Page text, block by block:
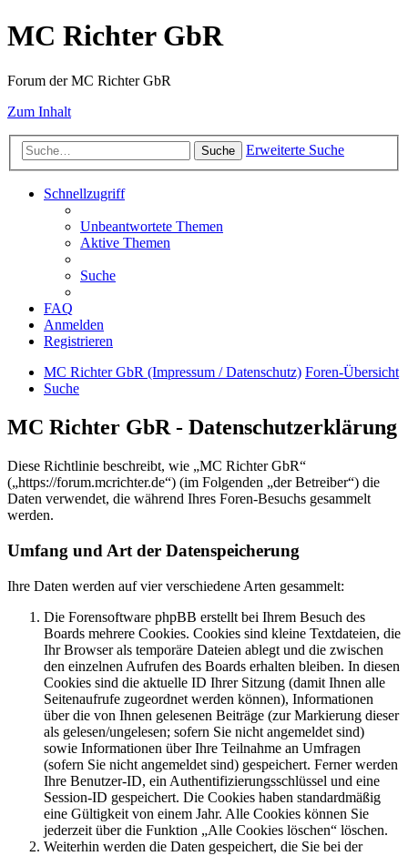
MC Richter GbR
Forum der MC Richter GbR
Zum Inhalt
Suche Erweiterte Suche
Schnellzugriff
Unbeantwortete Themen
Aktive Themen
Suche
FAQ
Anmelden
Registrieren
MC Richter GbR (Impressum / Datenschutz) Foren-Übersicht
Suche
MC Richter GbR - Datenschutzerklärung
Diese Richtlinie beschreibt, wie „MC Richter GbR“
(„https://forum.mcrichter.de“) (im Folgenden „der Betreiber“) die
Daten verwendet, die während Ihres Foren-Besuchs gesammelt
werden.
Umfang und Art der Datenspeicherung
Ihre Daten werden auf vier verschiedene Arten gesammelt:
Die Forensoftware phpBB erstellt bei Ihrem Besuch des
Boards mehrere Cookies. Cookies sind kleine Textdateien, die
Ihr Browser als temporäre Dateien ablegt und die zwischen
den einzelnen Aufrufen des Boards erhalten bleiben. In diesen
Cookies sind die aktuelle ID Ihrer Sitzung (damit Ihnen alle
Seitenaufrufe zugeordnet werden können), Informationen
über die von Ihnen gelesenen Beiträge (zur Markierung dieser
als gelesen/ungelesen; sofern Sie nicht angemeldet sind)
sowie Informationen über Ihre Teilnahme an Umfragen
(sofern Sie nicht angemeldet sind) gespeichert. Ferner werden
Ihre Benutzer-ID, ein Authentifizierungsschlüssel und eine
Session-ID gespeichert. Die Cookies haben standardmäßig
eine Gültigkeit von einem Jahr. Alle Cookies können Sie
jederzeit über die Funktion „Alle Cookies löschen“ löschen.
Weiterhin werden die Daten gespeichert, die Sie bei der